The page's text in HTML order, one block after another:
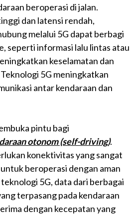
beroperasi di jalan.
dan latensi rendah,
melalui 5G dapat berbagi
seperti informasi lalu lintas atau
keselamatan dan
5G meningkatkan
antar kendaraan dan
pintu bagi
otonom (self-driving).
konektivitas yang sangat
beroperasi dengan aman
5G, data dari berbagai
terpasang pada kendaraan
dengan kecepatan yang